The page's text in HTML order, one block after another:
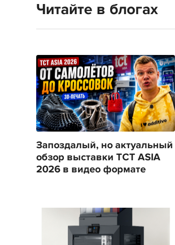
Читайте в блогах
Запоздалый, но актуальный
обзор выставки TCT ASIA
2026 в видео формате